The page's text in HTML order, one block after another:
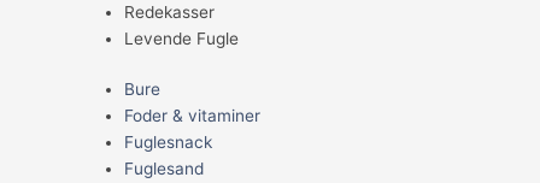
Redekasser
Levende Fugle
Bure
Foder & vitaminer
Fuglesnack
Fuglesand